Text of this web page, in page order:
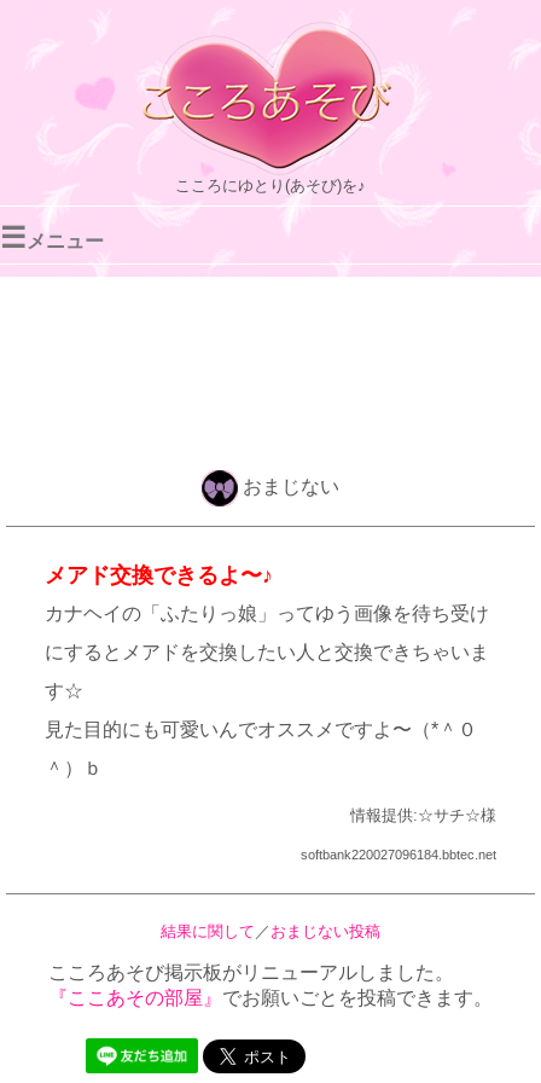
こころにゆとり(あそび)を♪
☰ メニュー
おまじない
メアド交換できるよ〜♪
カナヘイの「ふたりっ娘」ってゆう画像を待ち受け
にするとメアドを交換したい人と交換できちゃいま
す☆
見た目的にも可愛いんでオススメですよ〜（*＾０
＾）ｂ
情報提供:☆サチ☆様
softbank220027096184.bbtec.net
結果に関して ／ おまじない投稿
こころあそび掲示板がリニューアルしました。
『ここあその部屋』 でお願いごとを投稿できます。